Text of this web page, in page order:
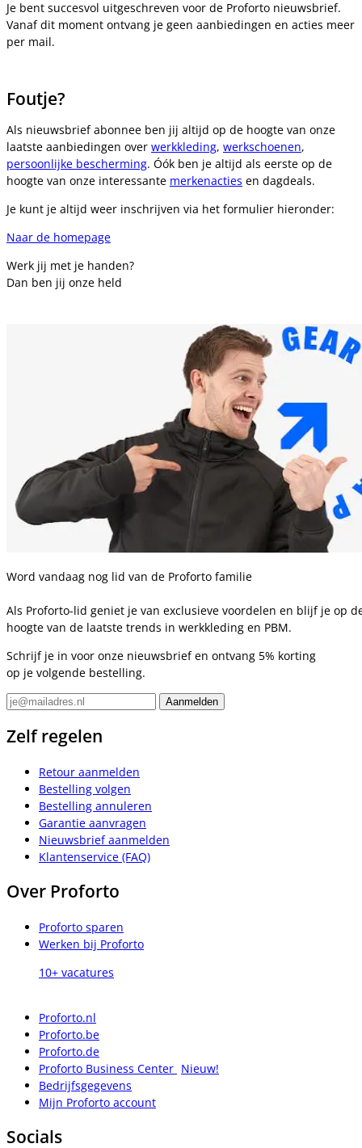
Je bent succesvol uitgeschreven voor de Proforto nieuwsbrief.
Vanaf dit moment ontvang je geen aanbiedingen en acties meer
per mail.
Foutje?
Als nieuwsbrief abonnee ben jij altijd op de hoogte van onze
laatste aanbiedingen over werkkleding, werkschoenen,
persoonlijke bescherming. Óók ben je altijd als eerste op de
hoogte van onze interessante merkenacties en dagdeals.
Je kunt je altijd weer inschrijven via het formulier hieronder:
Naar de homepage
Werk jij met je handen?
Dan ben jij onze held
Word vandaag nog lid van de Proforto familie
Als Proforto-lid geniet je van exclusieve voordelen en blijf je op
hoogte van de laatste trends in werkkleding en PBM.
Schrijf je in voor onze nieuwsbrief en ontvang 5% korting
op je volgende bestelling.
Zelf regelen
Retour aanmelden
Bestelling volgen
Bestelling annuleren
Garantie aanvragen
Nieuwsbrief aanmelden
Klantenservice (FAQ)
Over Proforto
Proforto sparen
Werken bij Proforto
10+ vacatures
Proforto.nl
Proforto.be
Proforto.de
Proforto Business Center Nieuw!
Bedrijfsgegevens
Mijn Proforto account
Socials